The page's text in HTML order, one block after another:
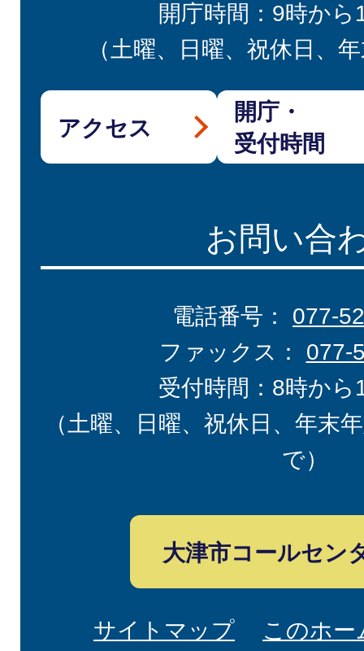
開庁時間：9時から
（土曜、日曜、祝休日、
アクセス
開庁・
受付時間
お問い合
電話番号： 077-
ファックス： 077-
受付時間：8時から
（土曜、日曜、祝休日、年末
で）
大津市コールセン
サイトマップ このホ